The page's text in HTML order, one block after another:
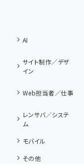
AI
サイト制作／デザ
イン
Web担当者／仕事
レンサバ／システ
ム
モバイル
その他